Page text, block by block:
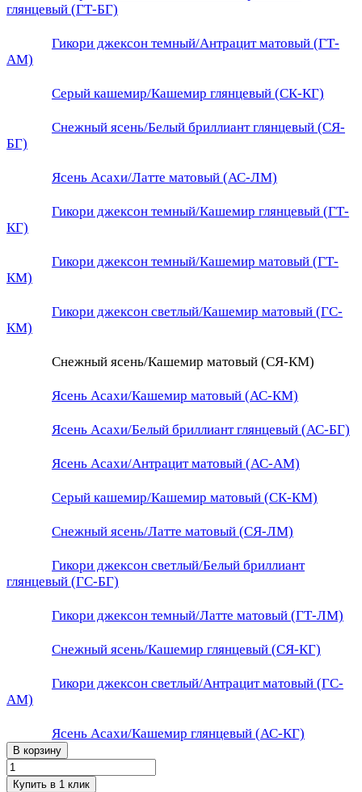
глянцевый (ГТ-БГ)
Гикори джексон темный/Антрацит матовый (ГТ-
АМ)
Серый кашемир/Кашемир глянцевый (СК-КГ)
Снежный ясень/Белый бриллиант глянцевый (СЯ-
БГ)
Ясень Асахи/Латте матовый (АС-ЛМ)
Гикори джексон темный/Кашемир глянцевый (ГТ-
КГ)
Гикори джексон темный/Кашемир матовый (ГТ-
КМ)
Гикори джексон светлый/Кашемир матовый (ГС-
КМ)
Снежный ясень/Кашемир матовый (СЯ-КМ)
Ясень Асахи/Кашемир матовый (АС-КМ)
Ясень Асахи/Белый бриллиант глянцевый (АС-БГ)
Ясень Асахи/Антрацит матовый (АС-АМ)
Серый кашемир/Кашемир матовый (СК-КМ)
Снежный ясень/Латте матовый (СЯ-ЛМ)
Гикори джексон светлый/Белый бриллиант
глянцевый (ГС-БГ)
Гикори джексон темный/Латте матовый (ГТ-ЛМ)
Снежный ясень/Кашемир глянцевый (СЯ-КГ)
Гикори джексон светлый/Антрацит матовый (ГС-
АМ)
Ясень Асахи/Кашемир глянцевый (АС-КГ)
В корзину
Купить в 1 клик